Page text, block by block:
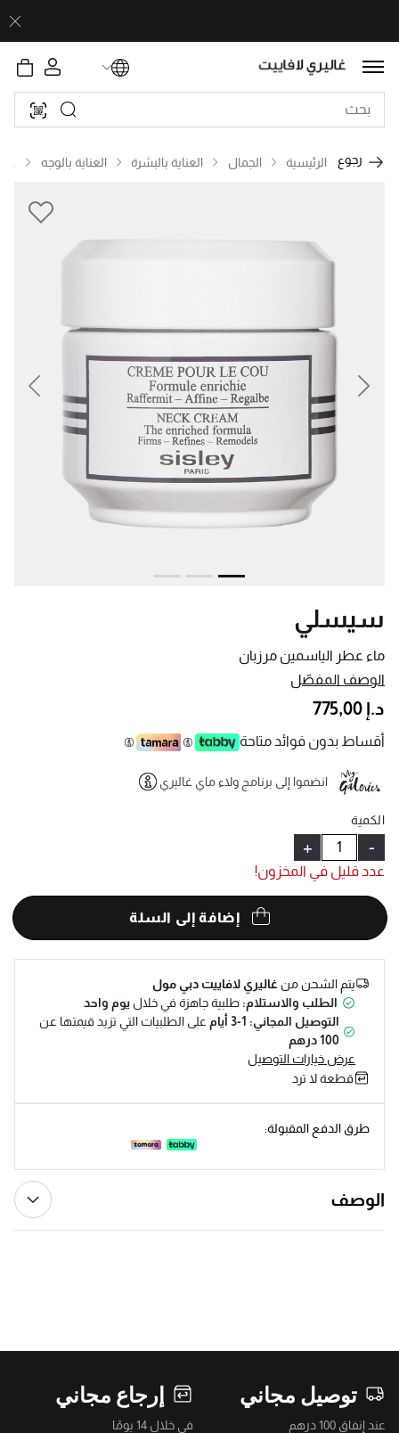
رجوع الرئيسية الجمال العناية بالبشرة العناية بالوجه
Next
ماء عطر الياسمين مرزبان
سيسلي
الوصف المفصّل
د.إ 775,00
أقساط بدون فوائد متاحة
انضموا إلى برنامج ولاء ماي غاليري
الكمية
-
+
عدد قليل في المخزون!
إضافة إلى السلة
يتم الشحن منغاليري لافاييت دبي مول
الطلب والاستلام: طلبية جاهزة في خلال يوم واحد
التوصيل المجاني: 1-3 أيام
على الطلبيات التي تزيد قيمتها عن
100 درهم
عرض خيارات التوصيل
قطعة لا ترد
طرق الدفع المقبولة:
الوصف
توصيل مجاني
عند إنفاق 100 درهم
إرجاع مجاني
في خلال 14 يومًا